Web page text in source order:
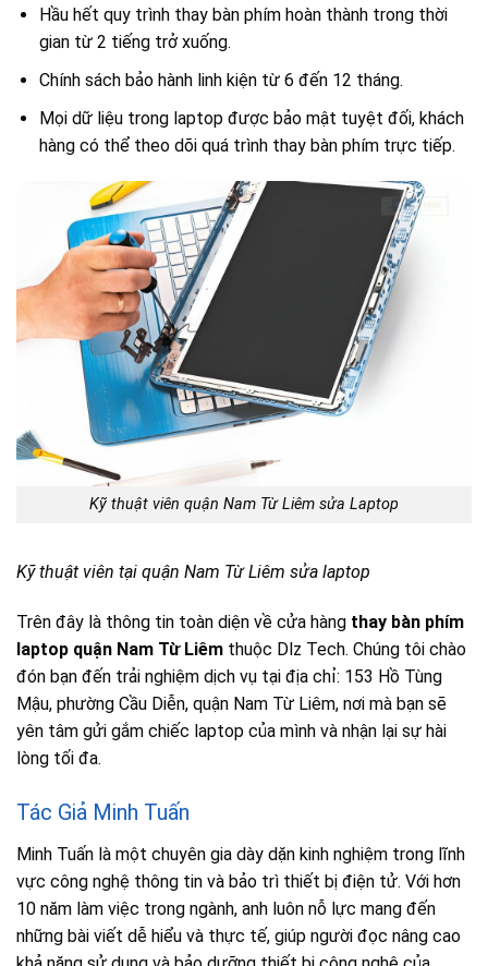
Hầu hết quy trình thay bàn phím hoàn thành trong thời
gian từ 2 tiếng trở xuống.
Chính sách bảo hành linh kiện từ 6 đến 12 tháng.
Mọi dữ liệu trong laptop được bảo mật tuyệt đối, khách
hàng có thể theo dõi quá trình thay bàn phím trực tiếp.
Kỹ thuật viên quận Nam Từ Liêm sửa Laptop
Kỹ thuật viên tại quận Nam Từ Liêm sửa laptop
Trên đây là thông tin toàn diện về cửa hàng thay bàn phím
laptop quận Nam Từ Liêm thuộc Dlz Tech. Chúng tôi chào
đón bạn đến trải nghiệm dịch vụ tại địa chỉ: 153 Hồ Tùng
Mậu, phường Cầu Diễn, quận Nam Từ Liêm, nơi mà bạn sẽ
yên tâm gửi gắm chiếc laptop của mình và nhận lại sự hài
lòng tối đa.
Tác Giả Minh Tuấn
Minh Tuấn là một chuyên gia dày dặn kinh nghiệm trong lĩnh
vực công nghệ thông tin và bảo trì thiết bị điện tử. Với hơn
10 năm làm việc trong ngành, anh luôn nỗ lực mang đến
những bài viết dễ hiểu và thực tế, giúp người đọc nâng cao